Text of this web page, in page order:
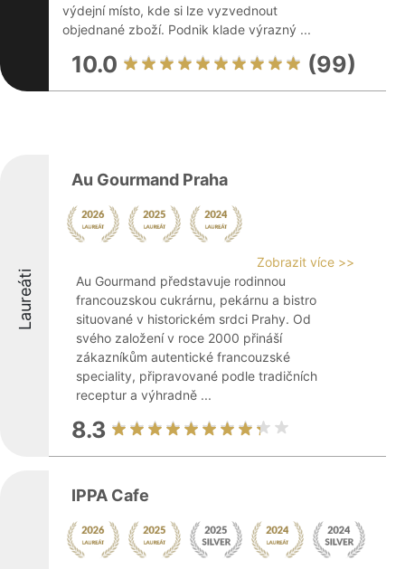
výdejní místo, kde si lze vyzvednout
objednané zboží. Podnik klade výrazný ...
10.0 (99)
Laureáti
Au Gourmand Praha
Zobrazit více >>
Au Gourmand představuje rodinnou
francouzskou cukrárnu, pekárnu a bistro
situované v historickém srdci Prahy. Od
svého založení v roce 2000 přináší
zákazníkům autentické francouzské
speciality, připravované podle tradičních
receptur a výhradně ...
8.3
IPPA Cafe